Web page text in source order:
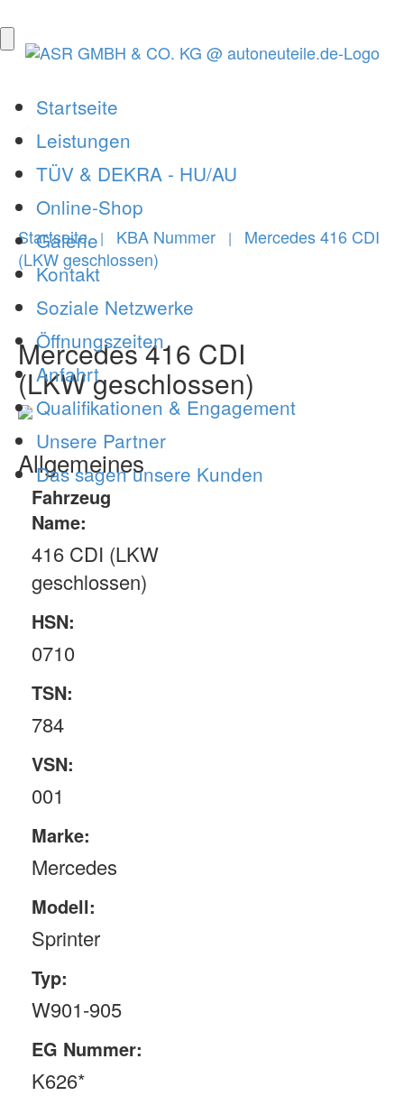
Startseite
Leistungen
TÜV & DEKRA - HU/AU
Online-Shop
Galerie
Kontakt
Soziale Netzwerke
Öffnungszeiten
Anfahrt
Qualifikationen & Engagement
Unsere Partner
Das sagen unsere Kunden
Startseite | KBA Nummer |
Mercedes 416 CDI
(LKW geschlossen)
Mercedes 416 CDI
(LKW geschlossen)
Allgemeines
Fahrzeug
Name:
416 CDI (LKW
geschlossen)
HSN:
0710
TSN:
784
VSN:
001
Marke:
Mercedes
Modell:
Sprinter
Typ:
W901-905
EG Nummer:
K626*